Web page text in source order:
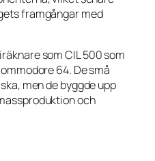
framgångar med
som CIL 500 som
64. De små
men de byggde upp
och